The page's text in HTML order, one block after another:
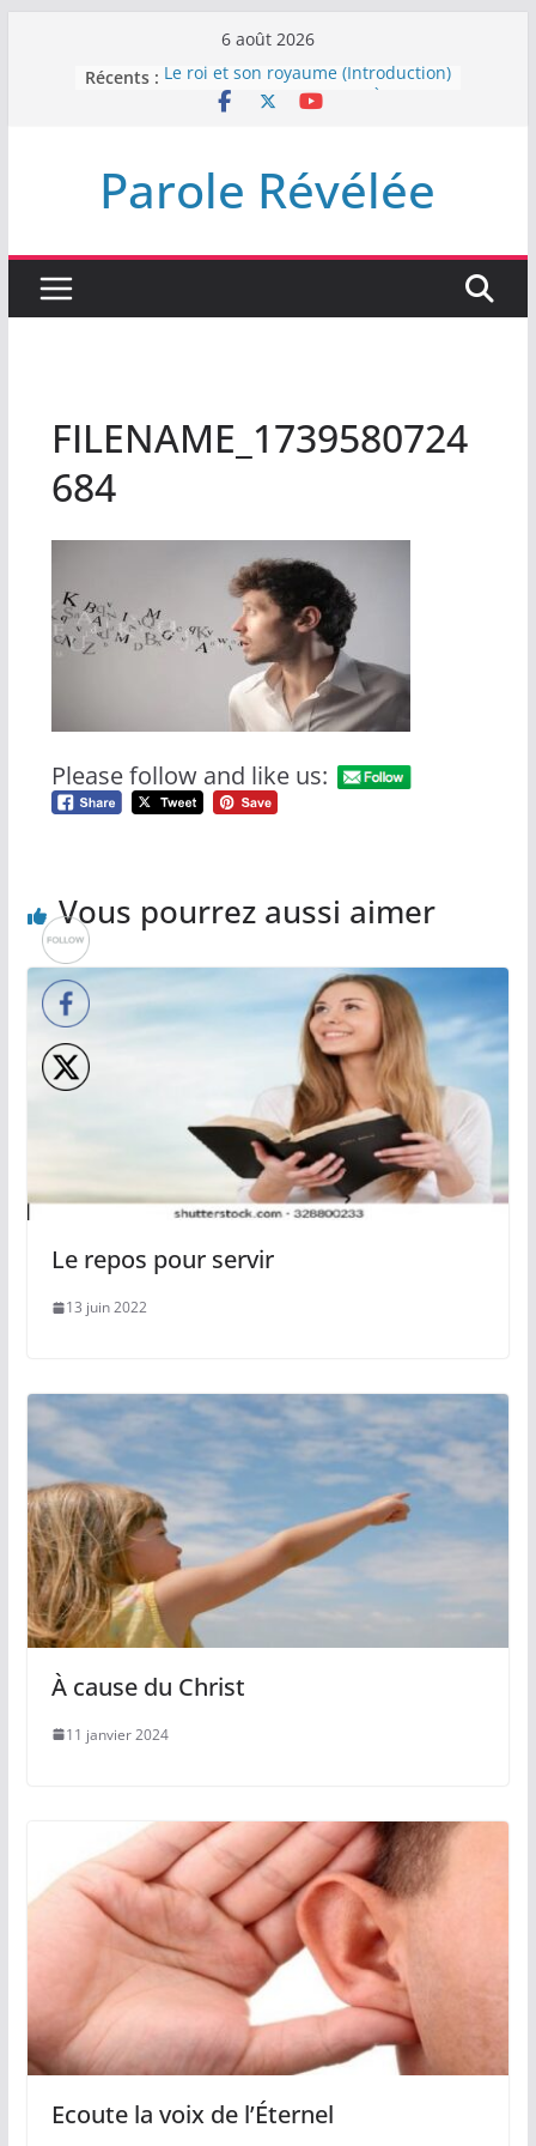
6 août 2026
Récents : Le roi et son royaume (Introduction)
DEMEUREZ DANS LA LUMIÈRE
LABAN
L’INTERVENTION DE DIEU
Parole Révélée
FILENAME_1739580724
684
Please follow and like us:
Vous pourrez aussi aimer
Le repos pour servir
13 juin 2022
À cause du Christ
11 janvier 2024
Ecoute la voix de l’Éternel